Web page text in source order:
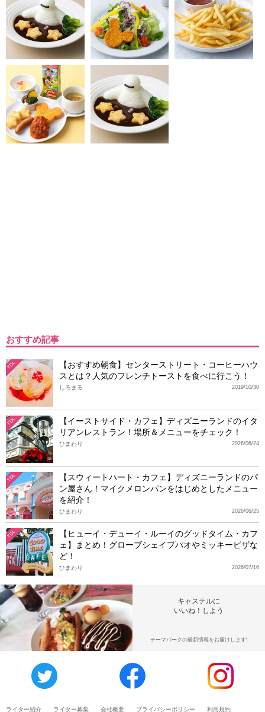
おすすめ記事
TDL
【おすすめ朝食】センターストリート・コーヒーハウ
スとは？人気のフレンチトーストを食べに行こう！
2019/10/30
しろまる
TDL
【イーストサイド・カフェ】ディズニーランドのイタ
リアンレストラン！場所＆メニューをチェック！
2026/06/24
ひまわり
TDL
【スウィートハート・カフェ】ディズニーランドのパ
ン屋さん！マイクメロンパンをはじめとしたメニュー
を紹介！
2026/06/25
ひまわり
TDL
【ヒューイ・デューイ・ルーイのグッドタイム・カフ
ェ】まとめ！グローブシェイプパオやミッキーピザな
ど！
2026/07/16
ひまわり
キャステルに
いいね！しよう
テーマパークの最新情報をお届けします!
ライター紹介 ライター募集 会社概要 プライバシーポリシー 利用規約